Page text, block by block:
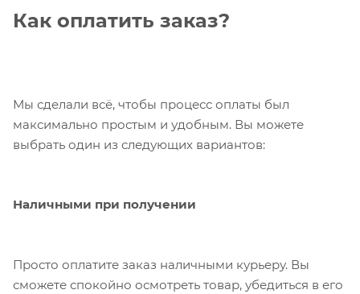
Как оплатить заказ?
Мы сделали всё, чтобы процесс оплаты был
максимально простым и удобным. Вы можете
выбрать один из следующих вариантов:
Наличными при получении
Просто оплатите заказ наличными курьеру. Вы
сможете спокойно осмотреть товар, убедиться в его